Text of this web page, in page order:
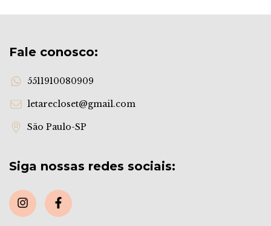
Fale conosco:
5511910080909
letarecloset@gmail.com
São Paulo-SP
Siga nossas redes sociais: